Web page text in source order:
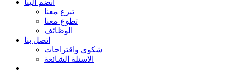
انضم الينا
تبرع معنا
تطوع معنا
الوظائف
اتصل بنا
شكوي واقتراحات
الاسئلة الشائعة